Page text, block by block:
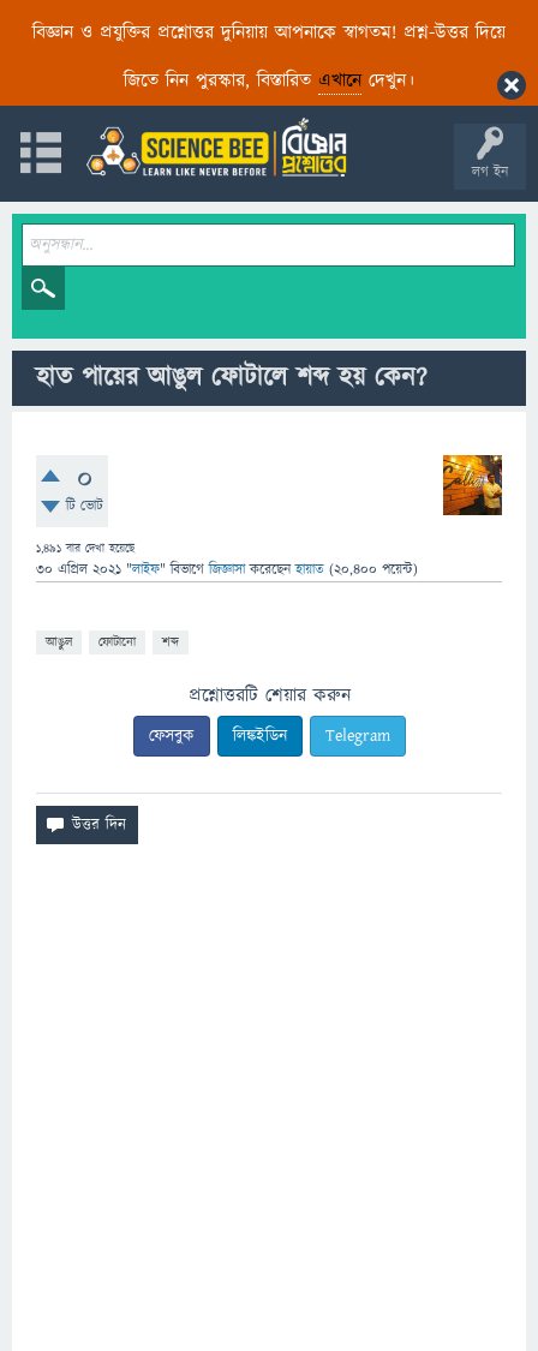
বিজ্ঞান ও প্রযুক্তির প্রশ্নোত্তর দুনিয়ায় আপনাকে স্বাগতম! প্রশ্ন-উত্তর দিয়ে
জিতে নিন পুরস্কার, বিস্তারিত এখানেদেখুন।
লগ ইন
হাত পায়ের আঙুল ফোটালে শব্দ হয় কেন?
0
টি ভোট
1,491 বার দেখা হয়েছে
30 এপ্রিল 2021 "লাইফ" বিভাগে জিজ্ঞাসাকরেছেনহায়াত (20,400 পয়েন্ট)
আঙুল ফোটানো শব্দ
প্রশ্নোত্তরটি শেয়ার করুন
ফেসবুক লিঙ্কইডিন Telegram